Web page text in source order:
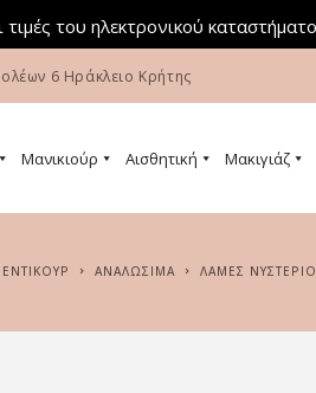
του ηλεκτρονικού
6 Ηράκλειο Κρήτης
Μανικιούρ Αισθητική Μακιγιάζ
ΑΝΑΛΩΣΙΜΑ ΛΑΜΕΣ